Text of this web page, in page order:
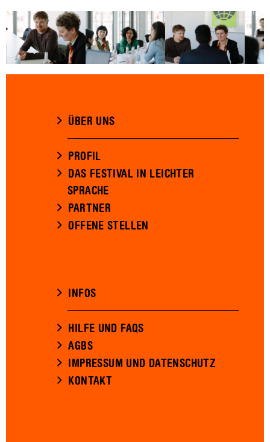
ÜBER UNS
PROFIL
DAS FESTIVAL IN LEICHTER
SPRACHE
PARTNER
OFFENE STELLEN
INFOS
HILFE UND FAQS
AGBS
IMPRESSUM UND DATENSCHUTZ
KONTAKT